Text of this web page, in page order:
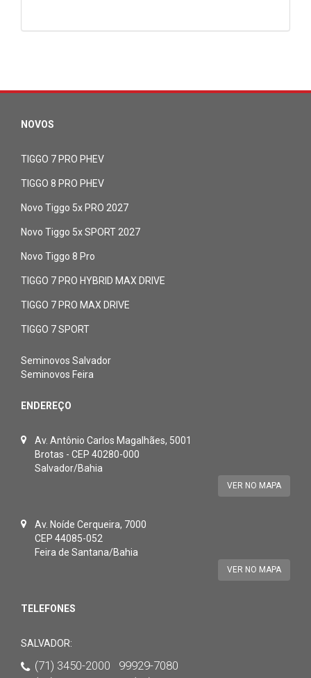
NOVOS
TIGGO 7 PRO PHEV
TIGGO 8 PRO PHEV
Novo Tiggo 5x PRO 2027
Novo Tiggo 5x SPORT 2027
Novo Tiggo 8 Pro
TIGGO 7 PRO HYBRID MAX DRIVE
TIGGO 7 PRO MAX DRIVE
TIGGO 7 SPORT
Seminovos Salvador
Seminovos Feira
ENDEREÇO
Av. Antônio Carlos Magalhães, 5001
Brotas - CEP 40280-000
Salvador/Bahia
VER NO MAPA
Av. Noíde Cerqueira, 7000
CEP 44085-052
Feira de Santana/Bahia
VER NO MAPA
TELEFONES
SALVADOR:
(71) 3450-2000 99929-7080